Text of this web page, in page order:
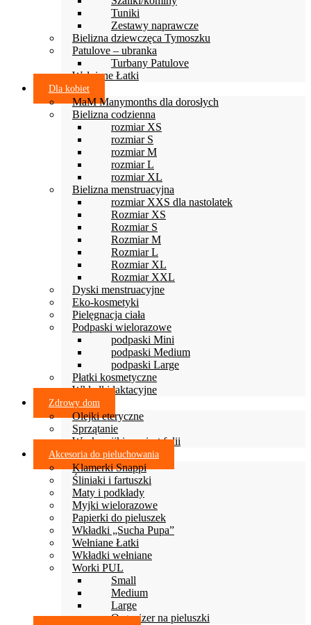
Tuniki
Zestawy naprawcze
Bielizna dziewczęca Tymoszku
Patulove – ubranka
Turbany Patulove
Wełniane Łatki
Dla kobiet
MaM Manymonths dla dorosłych
Bielizna codzienna
rozmiar XS
rozmiar S
rozmiar M
rozmiar L
rozmiar XL
Bielizna menstruacyjna
rozmiar XXS dla nastolatek
Rozmiar XS
Rozmiar S
Rozmiar M
Rozmiar L
Rozmiar XL
Rozmiar XXL
Dyski menstruacyjne
Eko-kosmetyki
Pielęgnacja ciała
Podpaski wielorazowe
podpaski Mini
podpaski Medium
podpaski Large
Płatki kosmetyczne
Wkładki laktacyjne
Zdrowy dom
Olejki eteryczne
Sprzątanie
Woskowijki zamiast folii
Akcesoria do pieluchowania
Klamerki Snappi
Śliniaki i fartuszki
Maty i podkłady
Myjki wielorazowe
Papierki do pieluszek
Wkładki „Sucha Pupa”
Wełniane Łatki
Wkładki wełniane
Worki PUL
Small
Medium
Large
Organizer na pieluszki